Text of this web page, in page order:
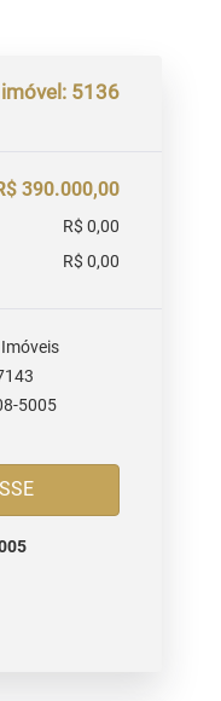
5136
390.000,00
R$ 0,00
R$ 0,00
5005